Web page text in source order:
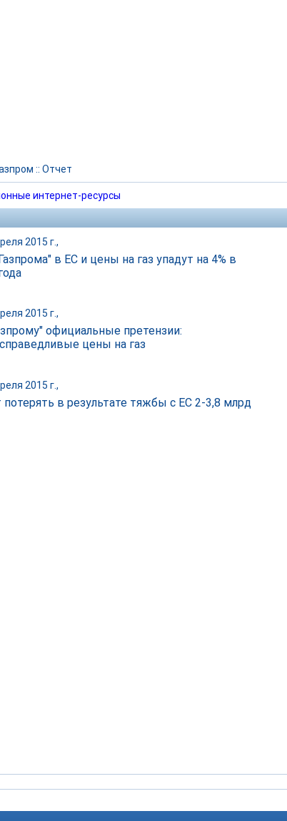
:: Отчет
интернет-ресурсы
2015 г.,
в ЕС и цены на газ упадут на 4% в
2015 г.,
официальные претензии:
цены на газ
2015 г.,
в результате тяжбы с ЕС 2-3,8 млрд